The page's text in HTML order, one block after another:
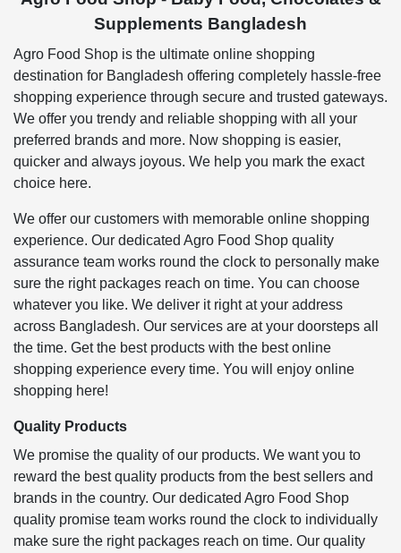
Supplements Bangladesh
Agro Food Shop is the ultimate online shopping
destination for Bangladesh offering completely hassle-free
shopping experience through secure and trusted gateways.
We offer you trendy and reliable shopping with all your
preferred brands and more. Now shopping is easier,
quicker and always joyous. We help you mark the exact
choice here.
We offer our customers with memorable online shopping
experience. Our dedicated Agro Food Shop quality
assurance team works round the clock to personally make
sure the right packages reach on time. You can choose
whatever you like. We deliver it right at your address
across Bangladesh. Our services are at your doorsteps all
the time. Get the best products with the best online
shopping experience every time. You will enjoy online
shopping here!
Quality Products
We promise the quality of our products. We want you to
reward the best quality products from the best sellers and
brands in the country. Our dedicated Agro Food Shop
quality promise team works round the clock to individually
make sure the right packages reach on time. Our quality